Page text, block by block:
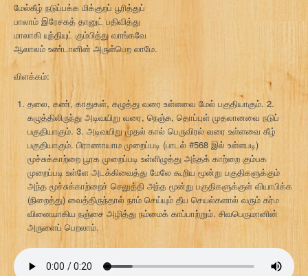
மேல்கீழ் நடுப்பக்க மிக்குறப் பூரித்துப்
பாலாம் இரேசகத் தானுட் பதிவித்து
மாலாகி யுந்தியுட் கும்பித்து வாங்கவே
ஆலாலம் உண்டானின் அருள்பெற லாமே.
விளக்கம்:
தலை, கண், காதுகள், கழுத்து வரை உள்ளவை மேல் பகுதியாகும். 2.
கழுத்திலிருந்து அடிவயிறு வரை, நெஞ்சு, தொப்புள் முதலானவை நடுப்
பகுதியாகும். 3. அடிவயிறு முதல் கால் பெருவிரல் வரை உள்ளவை கீழ்
பகுதியாகும். பிராணாயாம முறைப்படி (பாடல் #568 இல் உள்ளபடி)
மூச்சுக்காற்றை பூரக முறைப்படி உள்ளிழுத்து அந்தக் காற்றை கும்பக
முறைப்படி உள்ளே அடக்கிவைத்து மேலே கூறிய மூன்று பகுதிகளுக்கும்
அந்த மூச்சுக்காற்றைச் செலுத்தி அந்த மூன்று பகுதிகளுக்குள் வியாபிக்க
(நிறைத்து) வைத்திருந்தால் நாம் செய்யும் தீய செயல்களால் வரும் கர்ம
வினையாகிய நஞ்சை அழித்து நம்மைக் காப்பாற்றும். சிவபெருமானின்
அருளைப் பெறலாம்.